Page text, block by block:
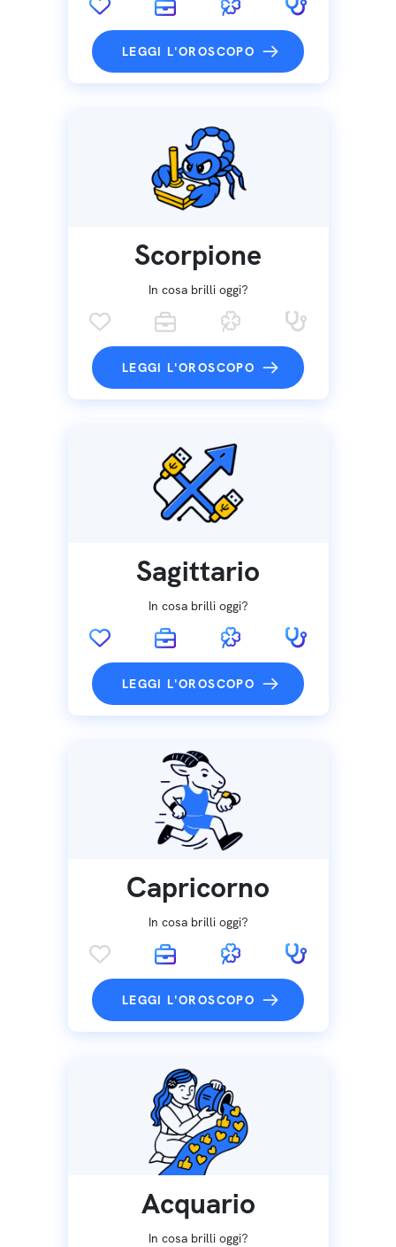
LEGGI L'OROSCOPO
Scorpione
In cosa brilli oggi?
LEGGI L'OROSCOPO
Sagittario
In cosa brilli oggi?
LEGGI L'OROSCOPO
Capricorno
In cosa brilli oggi?
LEGGI L'OROSCOPO
Acquario
In cosa brilli oggi?